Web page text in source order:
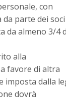
con
parte dei soci
da almeno 3/4
alla
favore di altra
imposta dalla
dovrà